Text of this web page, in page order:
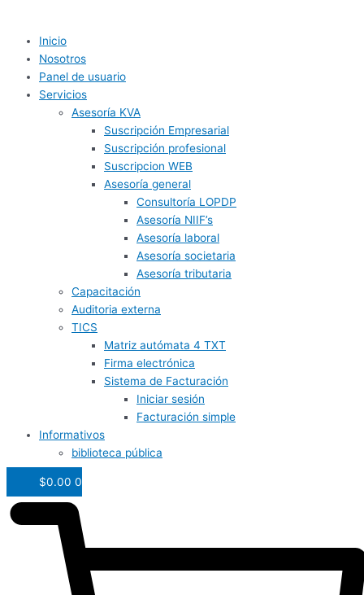
Inicio
Nosotros
Panel de usuario
Servicios
Asesoría KVA
Suscripción Empresarial
Suscripción profesional
Suscripcion WEB
Asesoría general
Consultoría LOPDP
Asesoría NIIF’s
Asesoría laboral
Asesoría societaria
Asesoría tributaria
Capacitación
Auditoria externa
TICS
Matriz autómata 4 TXT
Firma electrónica
Sistema de Facturación
Iniciar sesión
Facturación simple
Informativos
biblioteca pública
$0.00 0